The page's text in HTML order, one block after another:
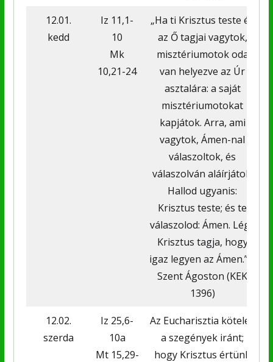
12.01.
kedd
Iz 11,1-
10
Mk
10,21-24
„Ha ti Krisztus teste és
az Ő tagjai vagytok,
misztériumotok oda
van helyezve az Úr
asztalára: a saját
misztériumotokat
kapjátok. Arra, ami
vagytok, Ámen-nal
válaszoltok, és
válaszolván aláírjátok.
Hallod ugyanis:
Krisztus teste; és te
válaszolod: Ámen. Légy
Krisztus tagja, hogy
igaz legyen az Ámen.” –
Szent Ágoston (KEK
1396)
12.02.
szerda
Iz 25,6-
10a
Mt 15,29-
Az Eucharisztia kötelez
a szegények iránt;
hogy Krisztus értünk